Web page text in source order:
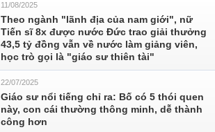
11/08/2025
Theo ngành "lãnh địa của nam giới", nữ
Tiến sĩ 8x được nước Đức trao giải thưởng
43,5 tỷ đồng vẫn về nước làm giảng viên,
học trò gọi là "giáo sư thiên tài"
22/07/2025
Giáo sư nổi tiếng chỉ ra: Bố có 5 thói quen
này, con cái thường thông minh, dễ thành
công hơn